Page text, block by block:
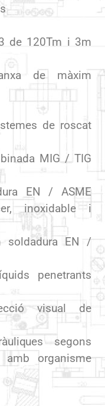
de 120Tm i 3m
de màxim
de roscat
MIG / TIG
EN / ASME
inoxidable i
soldadura EN /
penetrants
visual de
segons
amb organisme